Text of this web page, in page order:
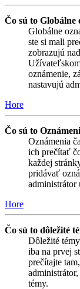
Čo sú to Globálne
Globálne
ste si mali
zobrazujú
oznámenie,
nastavujú
Hore
Čo sú to
Oznámenia
ich prečítať
každej
pridávať
administrátor
Hore
Čo sú to dôležité
Dôležité
iba na prvej
prečítajte
témy.